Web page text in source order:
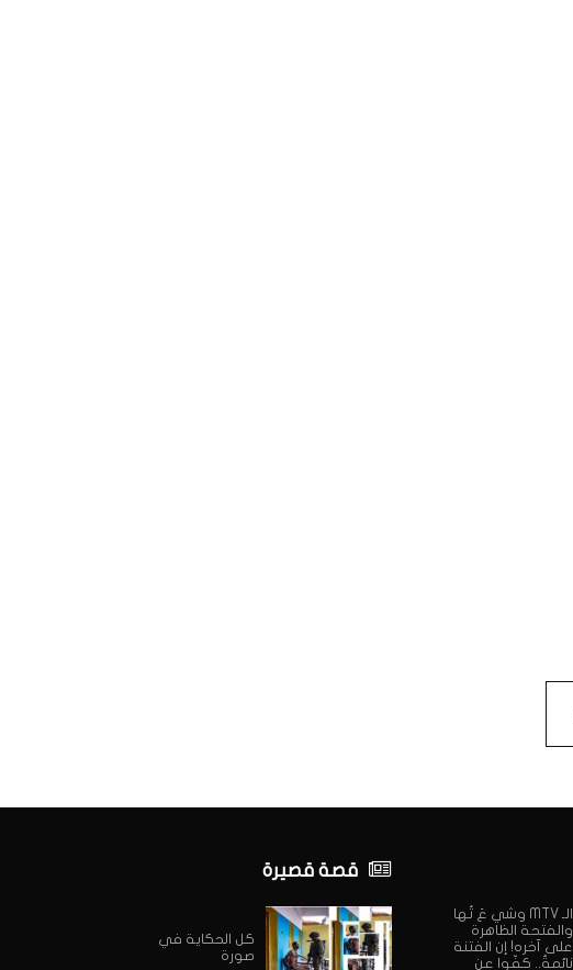
الـ MTV وشي عَ تُها
والفتحة الظاهرة
على آخره! إن الفتنة
نائمةٌ.. كفّوا عن
قصة قصيرة
كل الحكاية في
صورة